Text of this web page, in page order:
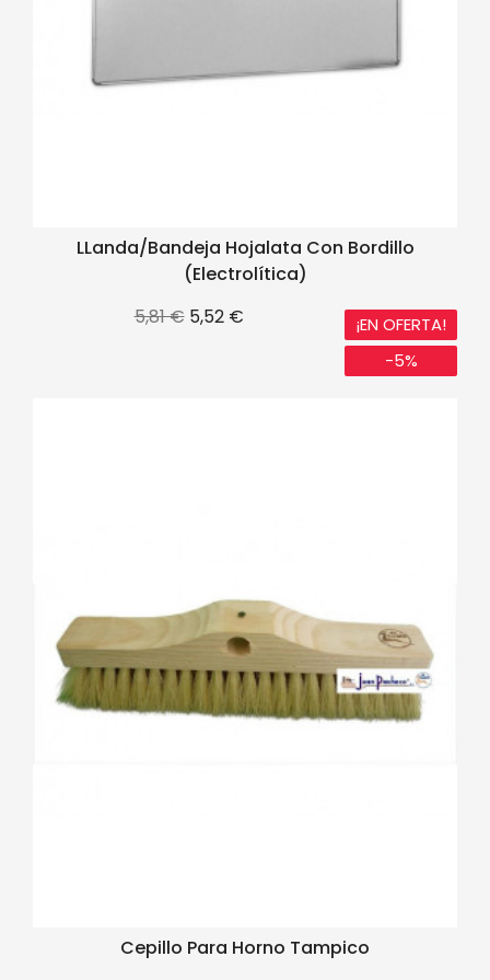
LLanda/Bandeja Hojalata Con Bordillo
(electrolítica)
Precio
5,81 € Precio
5,52 €
¡EN OFERTA!
-5%
Cepillo Para Horno Tampico